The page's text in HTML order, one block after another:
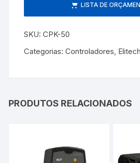
LISTA DE
SKU:CPK-50
Categorias:Controladores Elitech
PRODUTOS RELACIONADOS